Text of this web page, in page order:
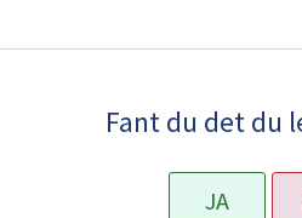
Fant du det du
JA